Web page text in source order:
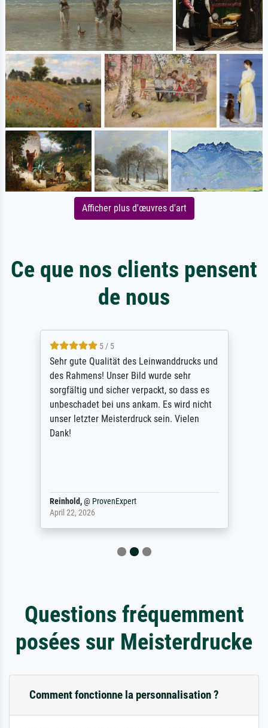
Afficher plus d'œuvres d'art
Ce que nos clients pensent
de nous
5 / 5
Sehr gute Qualität des Leinwanddrucks und
des Rahmens! Unser Bild wurde sehr
sorgfältig und sicher verpackt, so dass es
unbeschadet bei uns ankam. Es wird nicht
unser letzter Meisterdruck sein. Vielen
Dank!
Reinhold,@ ProvenExpert
April 22, 2026
Questions fréquemment
posées sur Meisterdrucke
Comment fonctionne la personnalisation ?